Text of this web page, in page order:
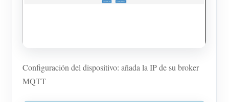
Configuración del dispositivo: añada la IP de su broker
MQTT